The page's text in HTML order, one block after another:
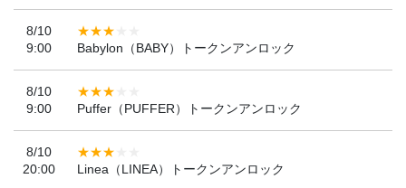
8/10
9:00
Babylon（BABY）トークンアンロック
8/10
9:00
Puffer（PUFFER）トークンアンロック
8/10
20:00
Linea（LINEA）トークンアンロック